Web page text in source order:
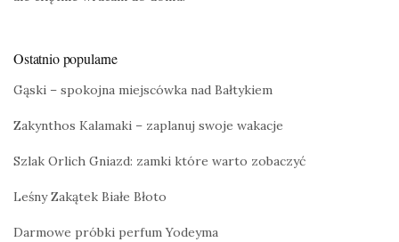
Ostatnio popularne
Gąski – spokojna miejscówka nad Bałtykiem
Zakynthos Kalamaki – zaplanuj swoje wakacje
Szlak Orlich Gniazd: zamki które warto zobaczyć
Leśny Zakątek Białe Błoto
Darmowe próbki perfum Yodeyma